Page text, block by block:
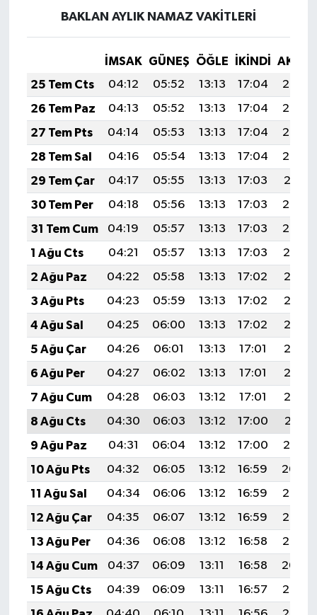
BAKLAN AYLIK NAMAZ VAKITLERI
İMSAK GÜNEŞ ÖĞLE İKINDI
25 Tem Cts
04:12 05:52 13:13 17:04
20:25
26 Tem Paz
04:13 05:52 13:13 17:04
20:24
27 Tem Pts
04:14 05:53 13:13 17:04
20:23
28 Tem Sal
04:16 05:54 13:13 17:04
20:22
29 Tem Çar
04:17 05:55 13:13 17:03
20:21
30 Tem Per
04:18 05:56 13:13 17:03
20:20
31 Tem Cum
04:19 05:57 13:13 17:03
20:20
1 Ağu Cts
04:21 05:57 13:13 17:03
20:19
2 Ağu Paz
04:22 05:58 13:13 17:02
20:18
3 Ağu Pts
04:23 05:59 13:13 17:02
20:17
4 Ağu Sal
04:25 06:00 13:13 17:02
20:16
5 Ağu Çar
04:26 06:01 13:13 17:01
20:15
6 Ağu Per
04:27 06:02 13:13 17:01
20:13
7 Ağu Cum
04:28 06:03 13:12 17:01
20:12
8 Ağu Cts
04:30 06:03 13:12 17:00
20:11
9 Ağu Paz
04:31 06:04 13:12 17:00
20:10
10 Ağu Pts
04:32 06:05 13:12 16:59
20:09
11 Ağu Sal
04:34 06:06 13:12 16:59
20:08
12 Ağu Çar
04:35 06:07 13:12 16:59
20:07
13 Ağu Per
04:36 06:08 13:12 16:58
20:05
14 Ağu Cum
04:37 06:09 13:11 16:58
20:04
15 Ağu Cts
04:39 06:09 13:11 16:57
20:03